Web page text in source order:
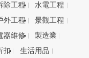
除工程
水電工程
外工程
景觀工程
器維修
製造業
扣
生活用品